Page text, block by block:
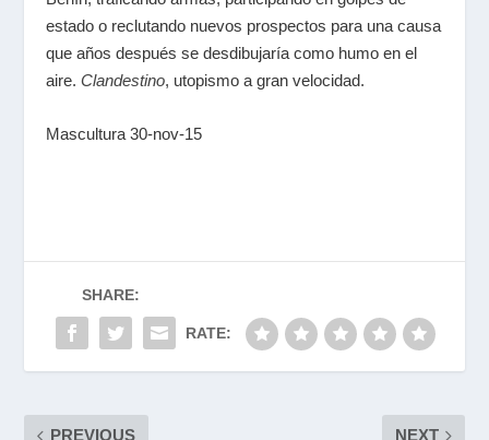
estado o reclutando nuevos prospectos para una causa
que años después se desdibujaría como humo en el
aire.Clandestino, utopismo a gran velocidad.
Mascultura 30-nov-15
SHARE:
RATE:
PREVIOUS NEXT